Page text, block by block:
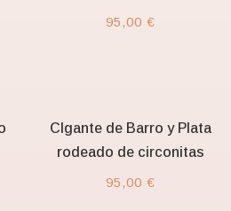
95,00€
Clgante de Barro y Plata
rodeado de circonitas
95,00€